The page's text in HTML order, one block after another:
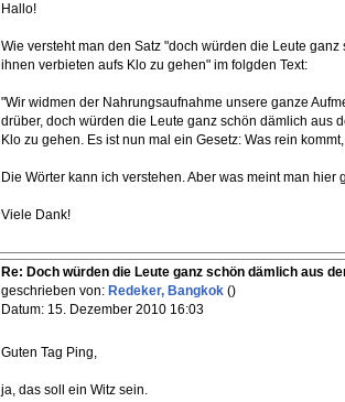
Hallo!
Wie versteht man den Satz "doch würden die Leute
ihnen verbieten aufs Klo zu gehen" im folgden Text:
"Wir widmen der Nahrungsaufnahme unsere ganze
drüber, doch würden die Leute ganz schön dämlich aus
Klo zu gehen. Es ist nun mal ein Gesetz: Was rein
Die Wörter kann ich verstehen. Aber was meint man hier
Viele Dank!
Re: Doch würden die Leute ganz schön dämlich aus
geschrieben von: Redeker, Bangkok ()
Datum: 15. Dezember 2010 16:03
Guten Tag Ping,
ja, das soll ein Witz sein.